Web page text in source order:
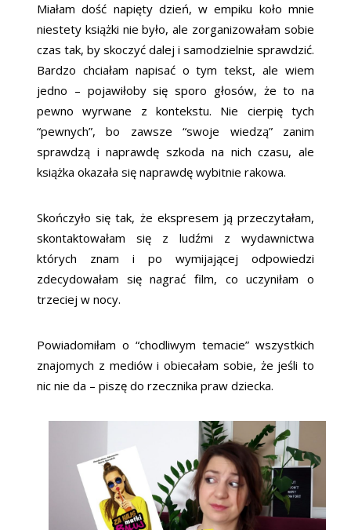
Miałam dość napięty dzień, w empiku koło mnie
niestety książki nie było, ale zorganizowałam sobie
czas tak, by skoczyć dalej i samodzielnie sprawdzić.
Bardzo chciałam napisać o tym tekst, ale wiem
jedno – pojawiłoby się sporo głosów, że to na
pewno wyrwane z kontekstu. Nie cierpię tych
“pewnych”, bo zawsze “swoje wiedzą” zanim
sprawdzą i naprawdę szkoda na nich czasu, ale
książka okazała się naprawdę wybitnie rakowa.
Skończyło się tak, że ekspresem ją przeczytałam,
skontaktowałam się z ludźmi z wydawnictwa
których znam i po wymijającej odpowiedzi
zdecydowałam się nagrać film, co uczyniłam o
trzeciej w nocy.
Powiadomiłam o “chodliwym temacie” wszystkich
znajomych z mediów i obiecałam sobie, że jeśli to
nic nie da – piszę do rzecznika praw dziecka.